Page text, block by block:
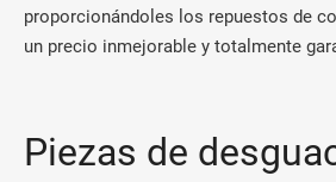
proporcionándoles los repuestos de
un precio inmejorable y totalmente
Piezas de